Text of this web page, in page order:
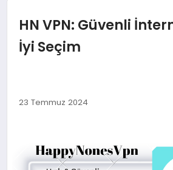
GÜNDEM
MAGAZIN
SPOR
HN VPN: Güvenli
İyi Seçim
23 Temmuz 2024